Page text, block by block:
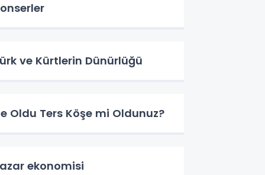
ve Kürtlerin Dünürlüğü
Oldu Ters Köşe mi Oldunuz?
ekonomisi